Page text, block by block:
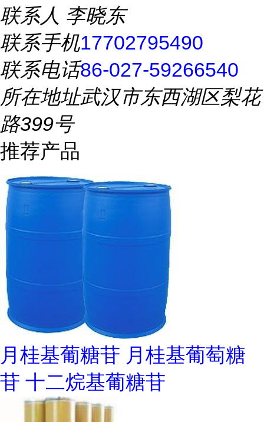
联系人 李晓东
联系手机17702795490
联系电话86-027-59266540
所在地址武汉市东西湖区梨花
路399号
推荐产品
月桂基葡糖苷 月桂基葡萄糖
苷 十二烷基葡糖苷